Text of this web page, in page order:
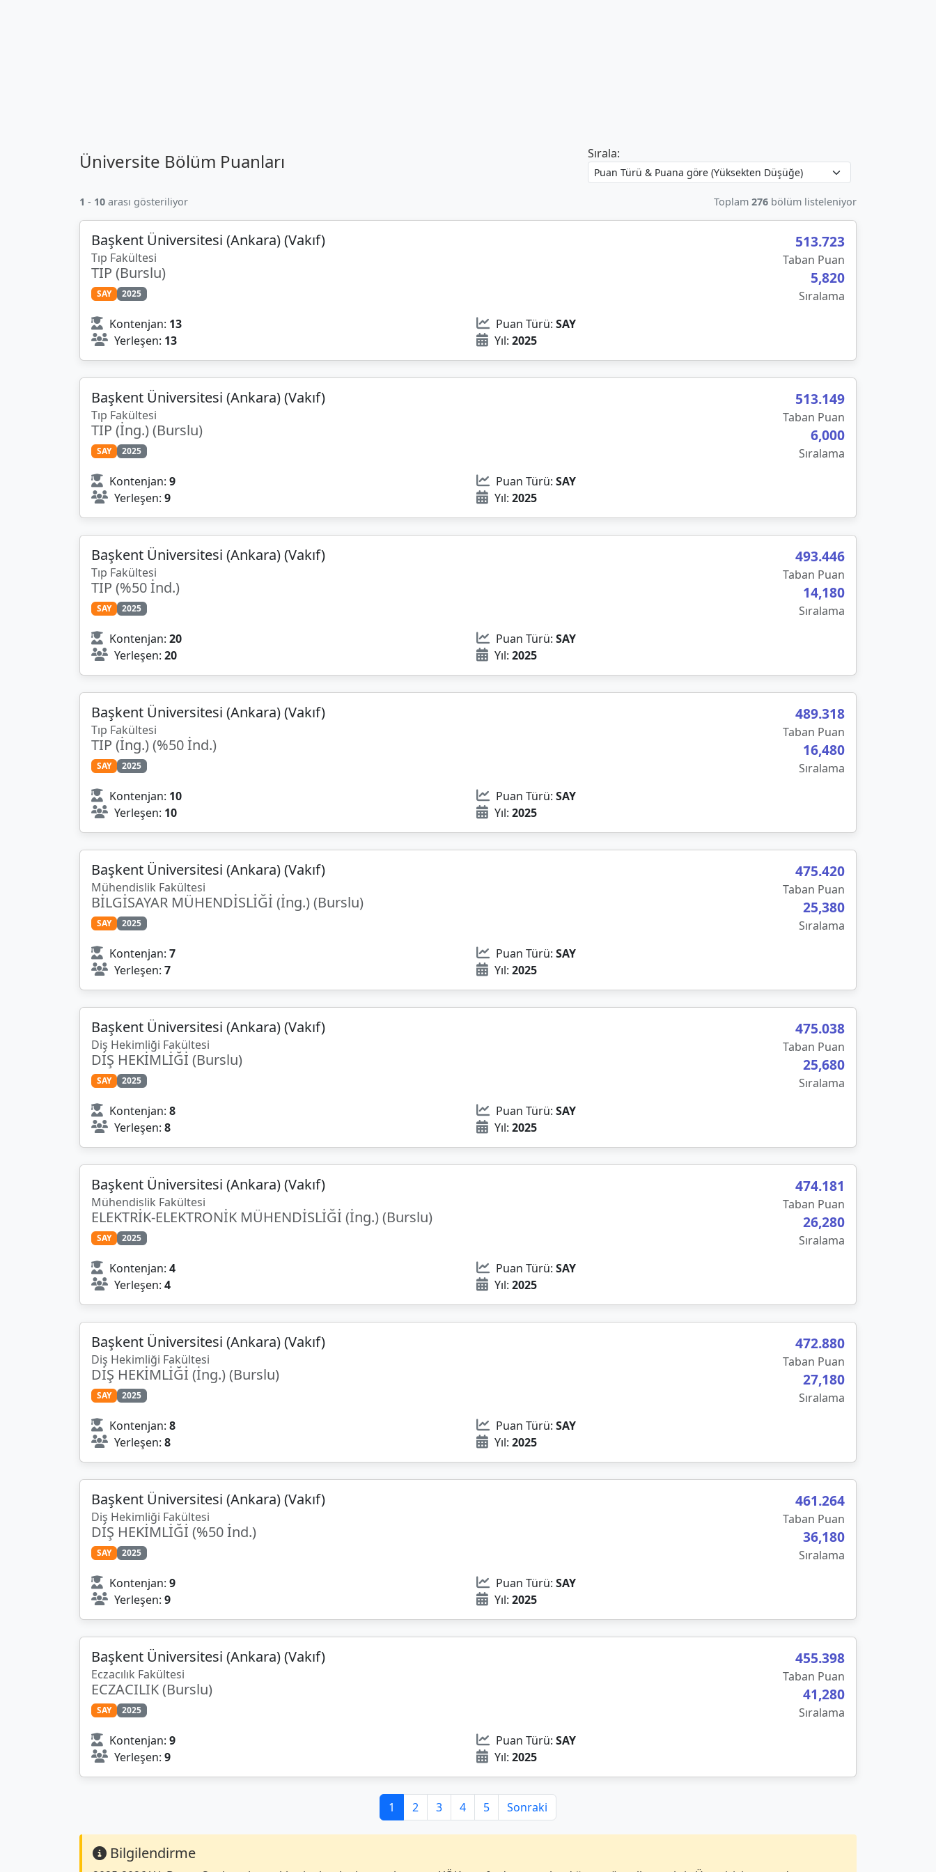
Üniversite Bölüm Puanları Sırala:
1 - 10 arası gösteriliyor Toplam 276 bölüm listeleniyor
Başkent Üniversitesi (Ankara) (Vakıf)
Tıp Fakültesi
TIP (Burslu)
SAY 2025
513.723
Taban Puan
5,820
Sıralama
Kontenjan: 13
Yerleşen: 13
Puan Türü: SAY
Yıl: 2025
Başkent Üniversitesi (Ankara) (Vakıf)
Tıp Fakültesi
TIP (İng.) (Burslu)
SAY 2025
513.149
Taban Puan
6,000
Sıralama
Kontenjan: 9
Yerleşen: 9
Puan Türü: SAY
Yıl: 2025
Başkent Üniversitesi (Ankara) (Vakıf)
Tıp Fakültesi
TIP (%50 İnd.)
SAY 2025
493.446
Taban Puan
14,180
Sıralama
Kontenjan: 20
Yerleşen: 20
Puan Türü: SAY
Yıl: 2025
Başkent Üniversitesi (Ankara) (Vakıf)
Tıp Fakültesi
TIP (İng.) (%50 İnd.)
SAY 2025
489.318
Taban Puan
16,480
Sıralama
Kontenjan: 10
Yerleşen: 10
Puan Türü: SAY
Yıl: 2025
Başkent Üniversitesi (Ankara) (Vakıf)
Mühendislik Fakültesi
BİLGİSAYAR MÜHENDİSLİĞİ (İng.) (Burslu)
SAY 2025
475.420
Taban Puan
25,380
Sıralama
Kontenjan: 7
Yerleşen: 7
Puan Türü: SAY
Yıl: 2025
Başkent Üniversitesi (Ankara) (Vakıf)
Diş Hekimliği Fakültesi
DİŞ HEKİMLİĞİ (Burslu)
SAY 2025
475.038
Taban Puan
25,680
Sıralama
Kontenjan: 8
Yerleşen: 8
Puan Türü: SAY
Yıl: 2025
Başkent Üniversitesi (Ankara) (Vakıf)
Mühendislik Fakültesi
ELEKTRİK-ELEKTRONİK MÜHENDİSLİĞİ (İng.) (Burslu)
SAY 2025
474.181
Taban Puan
26,280
Sıralama
Kontenjan: 4
Yerleşen: 4
Puan Türü: SAY
Yıl: 2025
Başkent Üniversitesi (Ankara) (Vakıf)
Diş Hekimliği Fakültesi
DİŞ HEKİMLİĞİ (İng.) (Burslu)
SAY 2025
472.880
Taban Puan
27,180
Sıralama
Kontenjan: 8
Yerleşen: 8
Puan Türü: SAY
Yıl: 2025
Başkent Üniversitesi (Ankara) (Vakıf)
Diş Hekimliği Fakültesi
DİŞ HEKİMLİĞİ (%50 İnd.)
SAY 2025
461.264
Taban Puan
36,180
Sıralama
Kontenjan: 9
Yerleşen: 9
Puan Türü: SAY
Yıl: 2025
Başkent Üniversitesi (Ankara) (Vakıf)
Eczacılık Fakültesi
ECZACILIK (Burslu)
SAY 2025
455.398
Taban Puan
41,280
Sıralama
Kontenjan: 9
Yerleşen: 9
Puan Türü: SAY
Yıl: 2025
1 2 3 4 5 Sonraki
Bilgilendirme